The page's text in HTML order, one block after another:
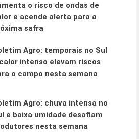
o risco de ondas de
e acende alerta para a
safra
Agro: temporais no Sul
intenso elevam riscos
o campo nesta semana
Agro: chuva intensa no
e baixa umidade desafiam
nesta semana